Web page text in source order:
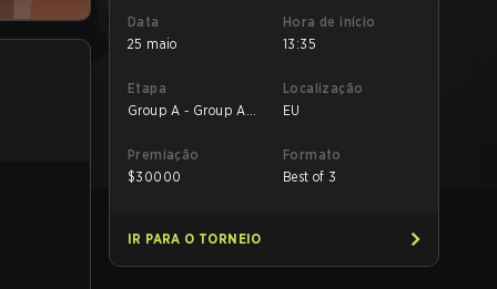
Data
25 maio
Hora de início
13:35
Etapa
Group A - Group A
Localização
EU
Premiação
$30000
Formato
Best of 3
IR PARA O TORNEIO